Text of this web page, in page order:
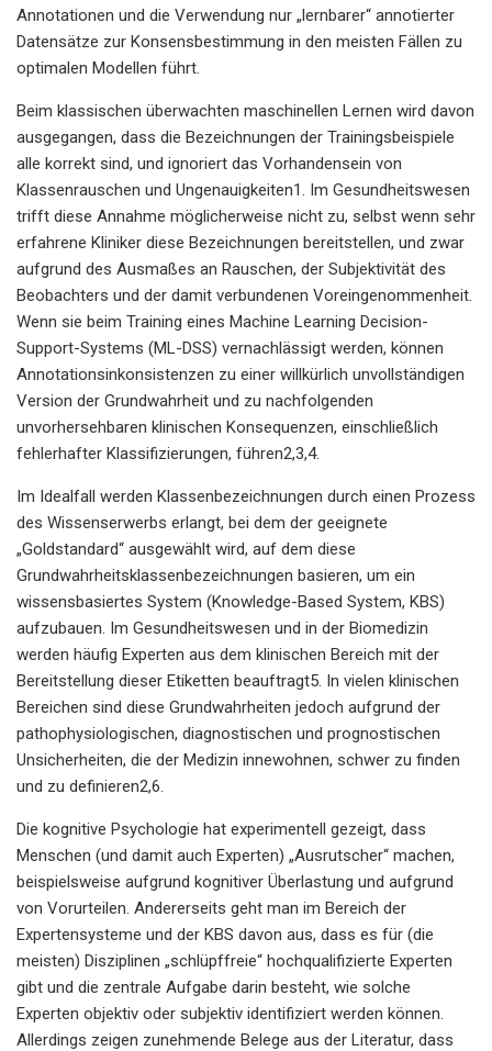
Annotationen und die Verwendung nur „lernbarer“ annotierter
Datensätze zur Konsensbestimmung in den meisten Fällen zu
optimalen Modellen führt.
Beim klassischen überwachten maschinellen Lernen wird davon
ausgegangen, dass die Bezeichnungen der Trainingsbeispiele
alle korrekt sind, und ignoriert das Vorhandensein von
Klassenrauschen und Ungenauigkeiten1. Im Gesundheitswesen
trifft diese Annahme möglicherweise nicht zu, selbst wenn sehr
erfahrene Kliniker diese Bezeichnungen bereitstellen, und zwar
aufgrund des Ausmaßes an Rauschen, der Subjektivität des
Beobachters und der damit verbundenen Voreingenommenheit.
Wenn sie beim Training eines Machine Learning Decision-
Support-Systems (ML-DSS) vernachlässigt werden, können
Annotationsinkonsistenzen zu einer willkürlich unvollständigen
Version der Grundwahrheit und zu nachfolgenden
unvorhersehbaren klinischen Konsequenzen, einschließlich
fehlerhafter Klassifizierungen, führen2,3,4.
Im Idealfall werden Klassenbezeichnungen durch einen Prozess
des Wissenserwerbs erlangt, bei dem der geeignete
„Goldstandard“ ausgewählt wird, auf dem diese
Grundwahrheitsklassenbezeichnungen basieren, um ein
wissensbasiertes System (Knowledge-Based System, KBS)
aufzubauen. Im Gesundheitswesen und in der Biomedizin
werden häufig Experten aus dem klinischen Bereich mit der
Bereitstellung dieser Etiketten beauftragt5. In vielen klinischen
Bereichen sind diese Grundwahrheiten jedoch aufgrund der
pathophysiologischen, diagnostischen und prognostischen
Unsicherheiten, die der Medizin innewohnen, schwer zu finden
und zu definieren2,6.
Die kognitive Psychologie hat experimentell gezeigt, dass
Menschen (und damit auch Experten) „Ausrutscher“ machen,
beispielsweise aufgrund kognitiver Überlastung und aufgrund
von Vorurteilen. Andererseits geht man im Bereich der
Expertensysteme und der KBS davon aus, dass es für (die
meisten) Disziplinen „schlüpffreie“ hochqualifizierte Experten
gibt und die zentrale Aufgabe darin besteht, wie solche
Experten objektiv oder subjektiv identifiziert werden können.
Allerdings zeigen zunehmende Belege aus der Literatur, dass